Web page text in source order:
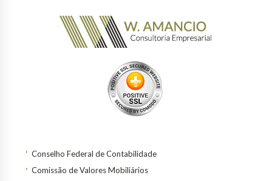
Conselho Federal de Contabilidade
Comissão de Valores Mobiliários